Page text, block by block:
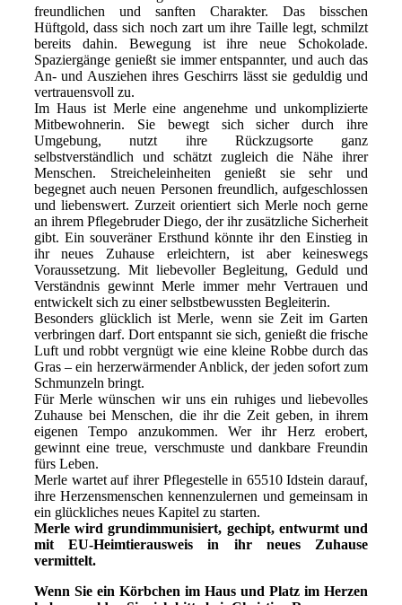
freundlichen und sanften Charakter. Das bisschen
Hüftgold, dass sich noch zart um ihre Taille legt, schmilzt
bereits dahin. Bewegung ist ihre neue Schokolade.
Spaziergänge genießt sie immer entspannter, und auch das
An- und Ausziehen ihres Geschirrs lässt sie geduldig und
vertrauensvoll zu.
Im Haus ist Merle eine angenehme und unkomplizierte
Mitbewohnerin. Sie bewegt sich sicher durch ihre
Umgebung, nutzt ihre Rückzugsorte ganz
selbstverständlich und schätzt zugleich die Nähe ihrer
Menschen. Streicheleinheiten genießt sie sehr und
begegnet auch neuen Personen freundlich, aufgeschlossen
und liebenswert. Zurzeit orientiert sich Merle noch gerne
an ihrem Pflegebruder Diego, der ihr zusätzliche Sicherheit
gibt. Ein souveräner Ersthund könnte ihr den Einstieg in
ihr neues Zuhause erleichtern, ist aber keineswegs
Voraussetzung. Mit liebevoller Begleitung, Geduld und
Verständnis gewinnt Merle immer mehr Vertrauen und
entwickelt sich zu einer selbstbewussten Begleiterin.
Besonders glücklich ist Merle, wenn sie Zeit im Garten
verbringen darf. Dort entspannt sie sich, genießt die frische
Luft und robbt vergnügt wie eine kleine Robbe durch das
Gras – ein herzerwärmender Anblick, der jeden sofort zum
Schmunzeln bringt.
Für Merle wünschen wir uns ein ruhiges und liebevolles
Zuhause bei Menschen, die ihr die Zeit geben, in ihrem
eigenen Tempo anzukommen. Wer ihr Herz erobert,
gewinnt eine treue, verschmuste und dankbare Freundin
fürs Leben.
Merle wartet auf ihrer Pflegestelle in 65510 Idstein darauf,
ihre Herzensmenschen kennenzulernen und gemeinsam in
ein glückliches neues Kapitel zu starten.
Merle wird grundimmunisiert, gechipt, entwurmt und
mit EU-Heimtierausweis in ihr neues Zuhause
vermittelt.
Wenn Sie ein Körbchen im Haus und Platz im Herzen